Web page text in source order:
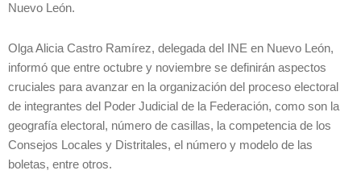
Nuevo León.
Olga Alicia Castro Ramírez, delegada del INE en Nuevo León,
informó que entre octubre y noviembre se definirán aspectos
cruciales para avanzar en la organización del proceso electoral
de integrantes del Poder Judicial de la Federación, como son la
geografía electoral, número de casillas, la competencia de los
Consejos Locales y Distritales, el número y modelo de las
boletas, entre otros.